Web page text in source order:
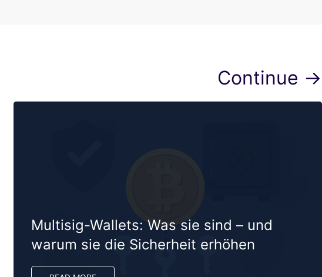
Continue →
Multisig-Wallets: Was sie sind – und
warum sie die Sicherheit erhöhen